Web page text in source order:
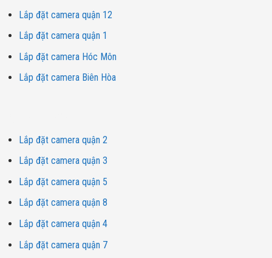
Lắp đặt camera quận 12
Lắp đặt camera quận 1
Lắp đặt camera Hóc Môn
Lắp đặt camera Biên Hòa
Lắp đặt camera quận 2
Lắp đặt camera quận 3
Lắp đặt camera quận 5
Lắp đặt camera quận 8
Lắp đặt camera quận 4
Lắp đặt camera quận 7